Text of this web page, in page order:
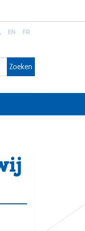
EN FR